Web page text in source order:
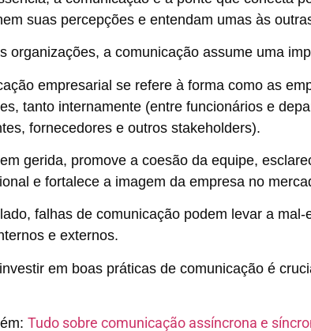
suas percepções e entendam umas às
organizações, a comunicação assume uma
empresarial se refere à forma como as
tanto internamente (entre funcionários e
fornecedores e outros stakeholders).
gerida, promove a coesão da equipe,
e fortalece a imagem da empresa no
falhas de comunicação podem levar a
e externos.
em boas práticas de comunicação é
Tudo sobre comunicação assíncrona e